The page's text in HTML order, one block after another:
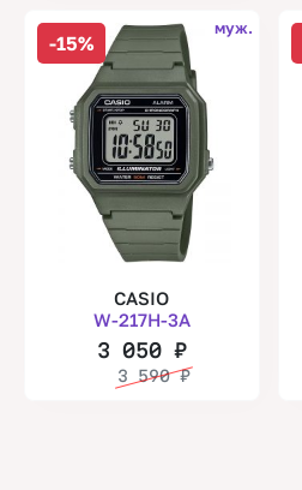
-15%
муж.
CASIO
W-217H-3A
3 050 ₽
3 590₽